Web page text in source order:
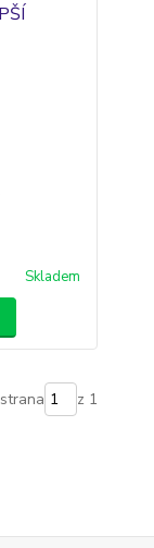
Skladem
strana z 1